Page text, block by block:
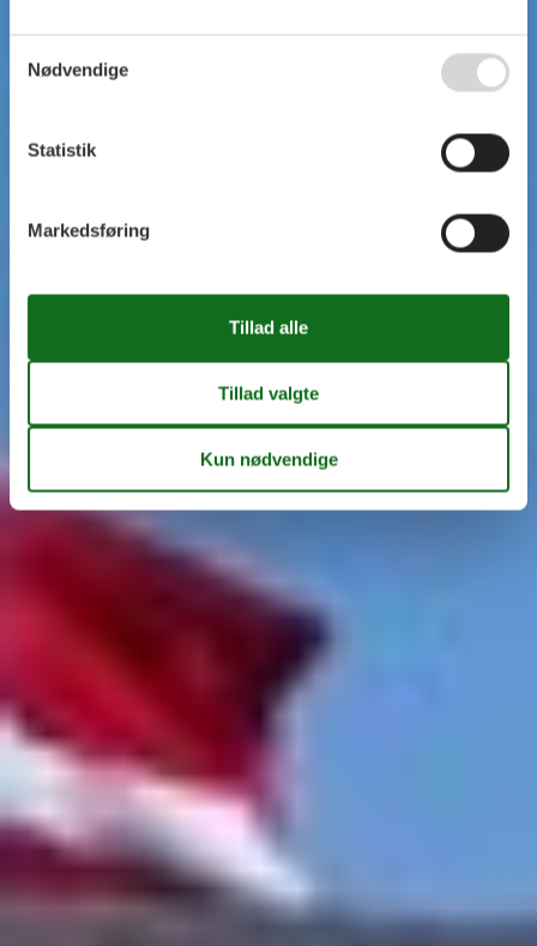
Nødvendige
Statistik
Markedsføring